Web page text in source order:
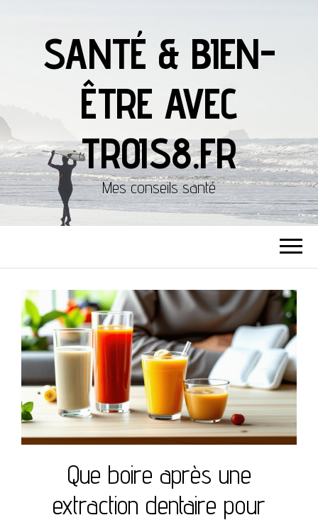
SANTÉ & BIEN-
ÊTRE AVEC
TROIS8.FR
Mes conseils santé
Que boire après une
extraction dentaire pour